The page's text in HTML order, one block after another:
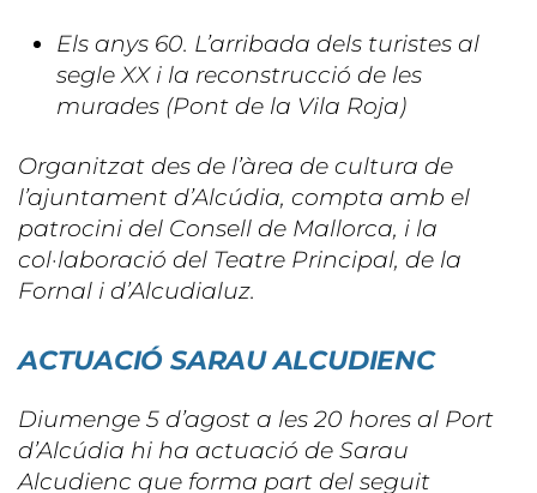
Els anys 60. L’arribada dels turistes al
segle XX i la reconstrucció de les
murades (Pont de la Vila Roja)
Organitzat des de l’àrea de cultura de
l’ajuntament d’Alcúdia, compta amb el
patrocini del Consell de Mallorca, i la
col·laboració del Teatre Principal, de la
Fornal i d’Alcudialuz.
ACTUACIÓ SARAU ALCUDIENC
Diumenge 5 d’agost a les 20 hores al Port
d’Alcúdia hi ha actuació de Sarau
Alcudienc que forma part del seguit